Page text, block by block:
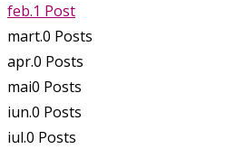
feb.1 Post
mart.0 Posts
apr.0 Posts
mai0 Posts
iun.0 Posts
iul.0 Posts